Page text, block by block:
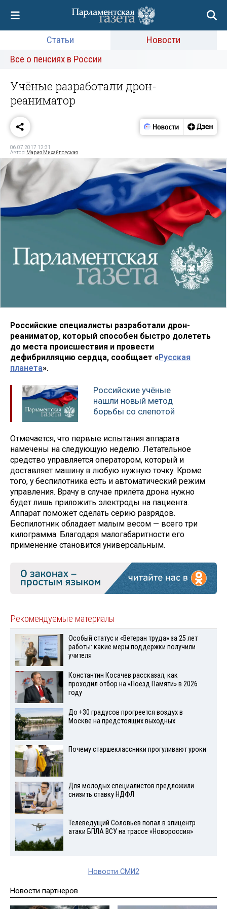
Статьи
Новости
Все о пенсиях в России
Учёные разработали дрон-
реаниматор
06.07.2017 12:31
Автор: Мария Михайловская
Российские специалисты разработали дрон-
реаниматор, который способен быстро долететь
до места происшествия и провести
дефибрилляцию сердца, сообщает «Русская
планета».
Российские учёные
нашли новый метод
борьбы со слепотой
Отмечается, что первые испытания аппарата
намечены на следующую неделю. Летательное
средство управляется оператором, который и
доставляет машину в любую нужную точку. Кроме
того, у беспилотника есть и автоматический режим
управления. Врачу в случае прилёта дрона нужно
будет лишь приложить электроды на пациента.
Аппарат поможет сделать серию разрядов.
Беспилотник обладает малым весом — всего три
килограмма. Благодаря малогабаритности его
применение становится универсальным.
Рекомендуемые материалы
Особый статус и «Ветеран труда» за 25 лет
работы: какие меры поддержки получили
учителя
Константин Косачев рассказал, как
проходил отбор на «Поезд Памяти» в 2026
году
До +30 градусов прогреется воздух в
Москве на предстоящих выходных
Почему старшеклассники прогуливают уроки
Для молодых специалистов предложили
снизить ставку НДФЛ
Телеведущий Соловьев попал в эпицентр
атаки БПЛА ВСУ на трассе «Новороссия»
Новости СМИ2
Новости партнеров